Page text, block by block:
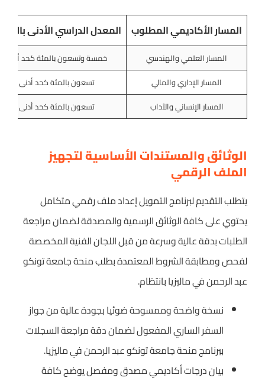
المسار الأكاديمي المطلوب المعدل الدراسي الأدنى
المسار العلمي والهندسي
خمسة وتسعون بالمئة كحد أدنى
المسار الإداري والمالي
تسعون بالمئة كحد أدنى
المسار الإنساني والآداب
تسعون بالمئة كحد أدنى
الوثائق والمستندات الأساسية لتجهيز
الملف الرقمي
يتطلب التقديم لبرنامج التمويل إعداد ملف رقمي متكامل
يحتوي على كافة الوثائق الرسمية والمصدقة لضمان مراجعة
الطلبات بدقة عالية وسرعة من قبل اللجان الفنية المخصصة
لفحص ومطابقة الشروط المعتمدة بطلب منحة جامعة تونكو
عبد الرحمن في ماليزيا بانتظام.
نسخة واضحة وممسوحة ضوئيا بجودة عالية من جواز
السفر الساري المفعول لضمان دقة مراجعة السجلات
ببرنامج منحة جامعة تونكو عبد الرحمن في ماليزيا.
بيان درجات أكاديمي مصدق ومفصل يوضح كافة